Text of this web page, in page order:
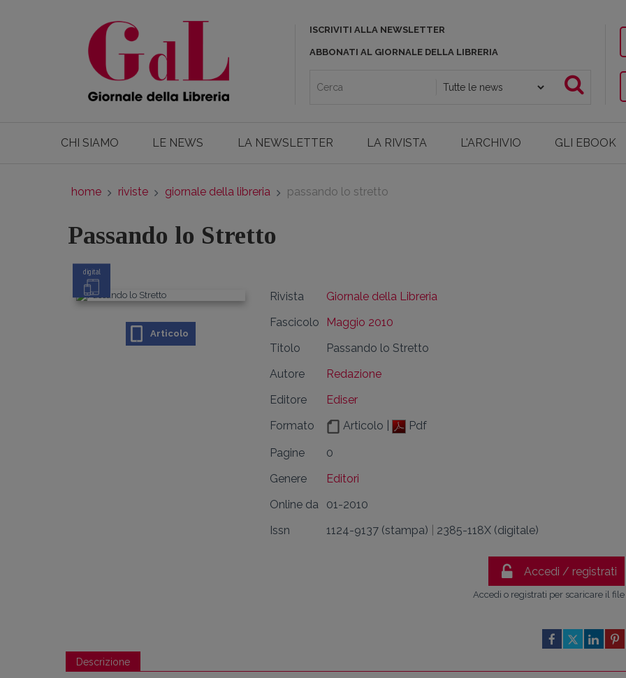
ISCRIVITI ALLA NEWSLETTER
ABBONATI AL GIORNALE DELLA LIBRERIA
CHI SIAMO LE NEWS LA NEWSLETTER LA RIVISTA L'ARCHIVIO GLI EBOOK
home riviste giornale della libreria passando lo stretto
Passando lo Stretto
digital
Articolo
Rivista
Giornale della Libreria
Fascicolo
Maggio 2010
Titolo
Passando lo Stretto
Autore
Redazione
Editore
Ediser
Formato
Articolo | Pdf
Pagine
0
Genere
Editori
Online da
01-2010
Issn
1124-9137 (stampa) 2385-118X (digitale)
Accedi / registrati
Accedi o registrati per scaricare il file
Descrizione